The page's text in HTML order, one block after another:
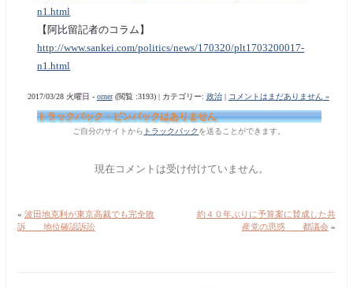
n1.html
【阿比留記者のコラム】
http://www.sankei.com/politics/news/170320/plt1703200017-
n1.html
2017/03/28 火曜日 - orner(閲覧 :3193) | カテゴリー: 政治| コメントはまだありません »
トラックバック・ピンバックはありません
ご自分のサイトから トラックバック を送ることができます。
現在コメントは受け付けていません。
«波田地克利が東京高裁でも完全敗
訴 地位確認訴訟
約４０年ぶりに予算案に賛成した共
産党の思惑 都議会»